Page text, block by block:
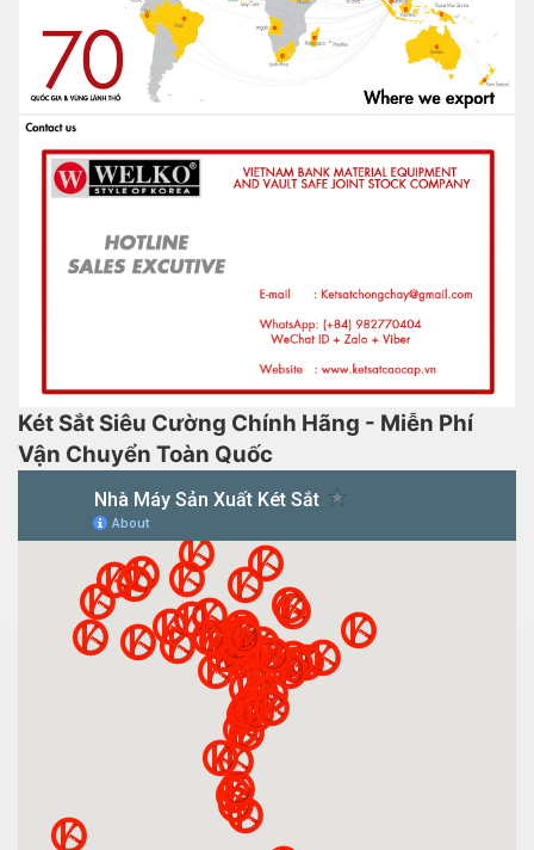
Két Sắt Siêu Cường Chính Hãng - Miễn Phí
Vận Chuyển Toàn Quốc